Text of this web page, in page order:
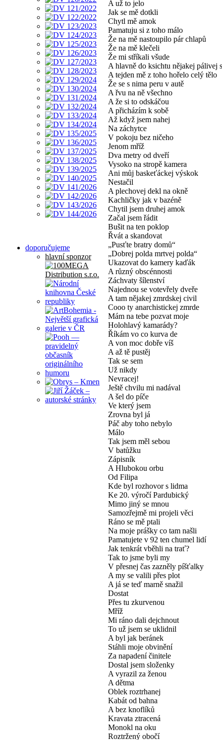
doporučujeme
hlavní sponzor
A už to jelo
Jak se mě dotkli
Chytl mě amok
Pamatuju si z toho málo
Že na mě nastoupilo pár chlapů
Že na mě klečeli
Že mi stříkali všude
A hlavně do ksichtu nějakej pálivej
A tejden mě z toho hořelo celý tělo
Že se s nima peru v autě
A řvu na ně všechno
A že si to odskáčou
A přicházím k sobě
Až když jsem nahej
Na záchytce
V pokoju bez ničeho
Jenom mříž
Dva metry od dveří
Vysoko na stropě kamera
Ani můj baskeťáckej výskok
Nestačil
A plechovej dekl na okně
Kachličky jak v bazéně
Chytil jsem druhej amok
Začal jsem řádit
Bušit na ten poklop
Řvát a skandovat
„Pusťte bratry domů“
„Dobrej polda mrtvej polda“
Ukazovat do kamery kaďák
A různý obscénnosti
Záchvaty šílenství
Najednou se votevřely dveře
A tam nějakej zmrdskej civil
Cooo ty anarchistickej zmrde
Mám na tebe pozvat moje
Holohlavý kamarády?
Říkám vo co kurva de
A von moc dobře víš
A až tě pustěj
Tak se sem
Už nikdy
Nevracej!
Ještě chvilu mi nadával
A šel do píče
Ve který jsem
Zrovna byl já
Páč aby toho nebylo
Málo
Tak jsem měl sebou
V batůžku
Zápisník
A Hlubokou orbu
Od Filipa
Kde byl rozhovor s lidma
Ke 20. výročí Pardubický
Mimo jiný se mnou
Samozřejmě mi projeli věci
Ráno se mě ptali
Na moje prášky co tam našli
Pamatujete v 92 ten chumel lidí
Jak tenkrát vběhli na trať?
Tak to jsme byli my
V přesnej čas zazněly píšťalky
A my se valili přes plot
A já se teď marně snažil
Dostat
Přes tu zkurvenou
Mříž
Mi ráno dali dejchnout
To už jsem se uklidnil
A byl jak beránek
Stáhli moje obvinění
Za napadení činitele
Dostal jsem složenky
A vyrazil za ženou
A dětma
Oblek roztrhanej
Kabát od bahna
A bez knoflíků
Kravata ztracená
Monokl na oku
Roztržený obočí